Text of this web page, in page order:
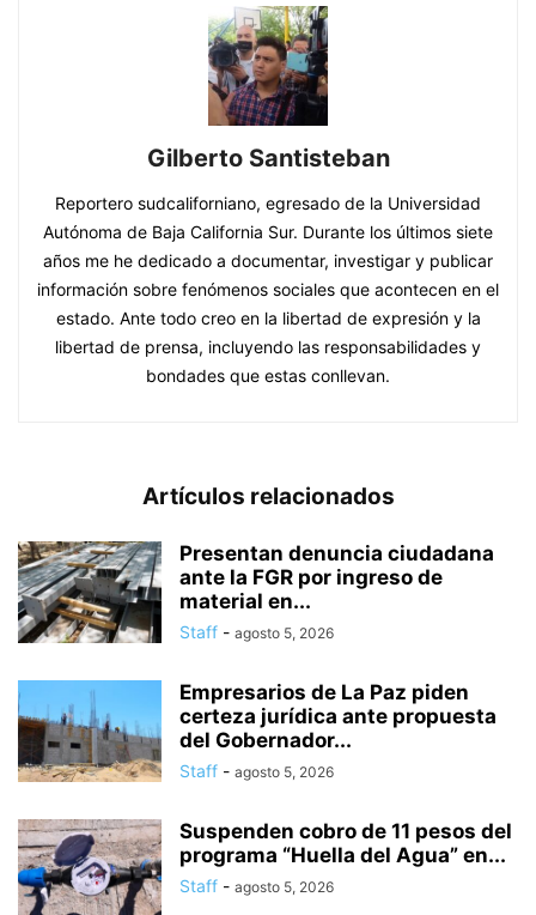
Gilberto Santisteban
Reportero sudcaliforniano, egresado de la Universidad
Autónoma de Baja California Sur. Durante los últimos siete
años me he dedicado a documentar, investigar y publicar
información sobre fenómenos sociales que acontecen en el
estado. Ante todo creo en la libertad de expresión y la
libertad de prensa, incluyendo las responsabilidades y
bondades que estas conllevan.
Artículos relacionados
Presentan denuncia ciudadana
ante la FGR por ingreso de
material en...
Staff - agosto 5, 2026
Empresarios de La Paz piden
certeza jurídica ante propuesta
del Gobernador...
Staff - agosto 5, 2026
Suspenden cobro de 11 pesos del
programa “Huella del Agua” en...
Staff - agosto 5, 2026